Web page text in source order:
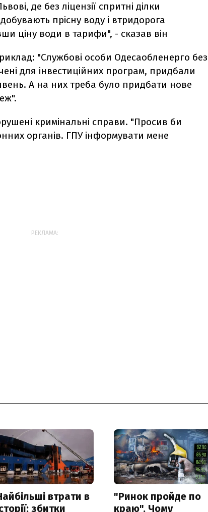
де без ліцензії спритні ділки
прісну воду і втридорога
ціну води в тарифи", - сказав він
"Службові особи Одесаобленерго без
для інвестиційних програм, придбали
А на них треба було придбати нове
кримінальні справи. "Просив би
органів. ГПУ інформувати мене
РЕКЛАМА:
втрати в
збитки
"Ринок пройде по
краю". Чому